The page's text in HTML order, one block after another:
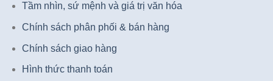
Tầm nhìn, sứ mệnh và giá trị văn hóa
Chính sách phân phối & bán hàng
Chính sách giao hàng
Hình thức thanh toán